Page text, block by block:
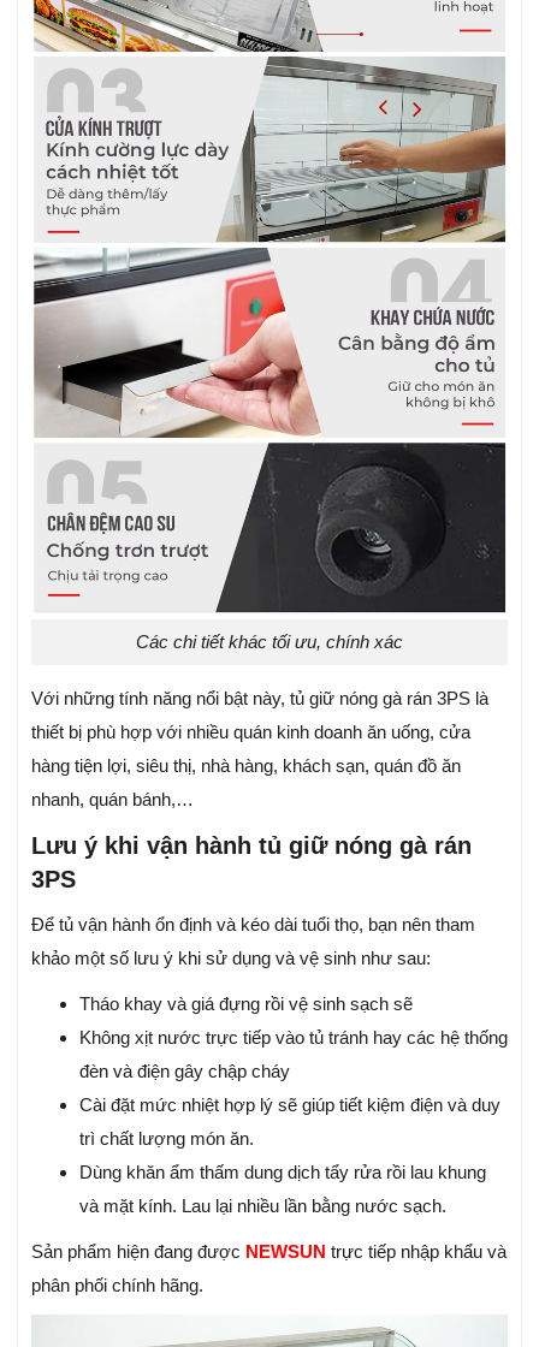
Các chi tiết khác tối ưu, chính xác
Với những tính năng nổi bật này, tủ giữ nóng gà rán 3PS là
thiết bị phù hợp với nhiều quán kinh doanh ăn uống, cửa
hàng tiện lợi, siêu thị, nhà hàng, khách sạn, quán đồ ăn
nhanh, quán bánh,…
Lưu ý khi vận hành tủ giữ nóng gà rán
3PS
Để tủ vận hành ổn định và kéo dài tuổi thọ, bạn nên tham
khảo một số lưu ý khi sử dụng và vệ sinh như sau:
Tháo khay và giá đựng rồi vệ sinh sạch sẽ
Không xịt nước trực tiếp vào tủ tránh hay các hệ thống
đèn và điện gây chập cháy
Cài đặt mức nhiệt hợp lý sẽ giúp tiết kiệm điện và duy
trì chất lượng món ăn.
Dùng khăn ẩm thấm dung dịch tẩy rửa rồi lau khung
và mặt kính. Lau lại nhiều lần bằng nước sạch.
Sản phẩm hiện đang được NEWSUN trực tiếp nhập khẩu và
phân phối chính hãng.